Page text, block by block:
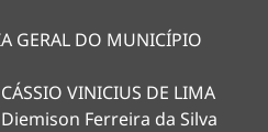
GERAL DO MUNICÍPIO
VINICIUS DE LIMA
Ferreira da Silva